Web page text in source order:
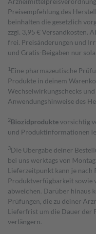
Preisempfehlung des
beinhalten die gesetzlich
zzgl. 3,95 € Versandkosten.
frei. Preisänderungen und
und Gratis-Beigaben nur
1 Eine pharmazeutische
Produkte in deinem
Wechselwirkungschecks
Anwendungshinweise des
2Biozidproduktevorsichtig
und Produktinformationen
3Die Übergabe deiner
bei uns werktags von
Lieferzeitpunkt kann je nach
Produktverfügbarkeit sowie
abweichen. Darüber hinaus
Prüfungen, die zu deiner
Lieferfrist um die Dauer der
verlängern.